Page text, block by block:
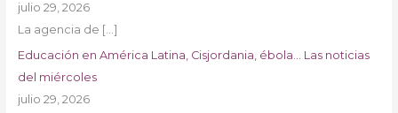
julio 29, 2026
La agencia de […]
Educación en América Latina, Cisjordania, ébola… Las noticias
del miércoles
julio 29, 2026